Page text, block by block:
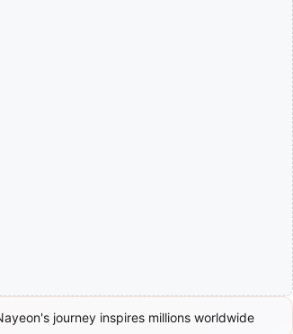
journey inspires millions worldwide.